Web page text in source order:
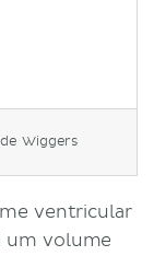
Wiggers
ventricular
um volume